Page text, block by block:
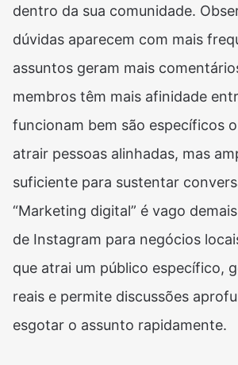
dentro da sua comunidade.
dúvidas aparecem com mais
assuntos geram mais
membros têm mais afinidade
funcionam bem são específicos
atrair pessoas alinhadas, mas
suficiente para sustentar
“Marketing digital” é vago
de Instagram para negócios
que atrai um público específico,
reais e permite discussões
esgotar o assunto rapidamente.